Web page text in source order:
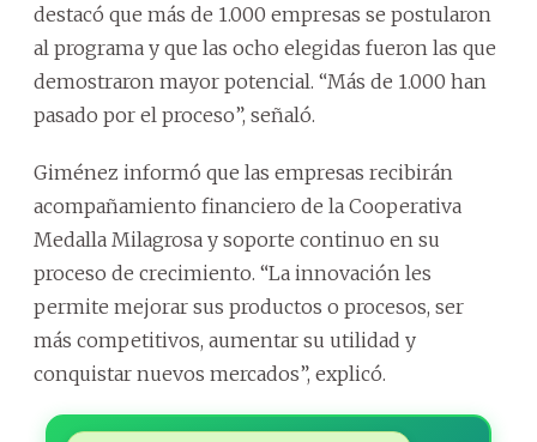
destacó que más de 1.000 empresas se postularon
al programa y que las ocho elegidas fueron las que
demostraron mayor potencial. “Más de 1.000 han
pasado por el proceso”, señaló.
Giménez informó que las empresas recibirán
acompañamiento financiero de la Cooperativa
Medalla Milagrosa y soporte continuo en su
proceso de crecimiento. “La innovación les
permite mejorar sus productos o procesos, ser
más competitivos, aumentar su utilidad y
conquistar nuevos mercados”, explicó.